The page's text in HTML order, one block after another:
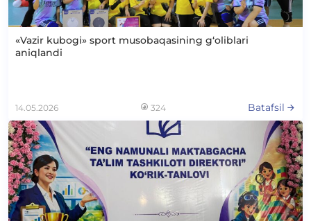
«Vazir kubogi» sport musobaqasining g‘oliblari
aniqlandi
14.05.2026 324 Batafsil